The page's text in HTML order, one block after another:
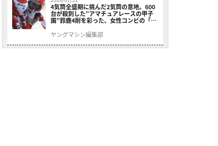
4気筒全盛期に挑んだ2気筒の意地。600
台が殺到した”アマチュアレースの甲子
園”鈴鹿4耐を彩った、女性コンビの「ス
ヤングマシン編集部